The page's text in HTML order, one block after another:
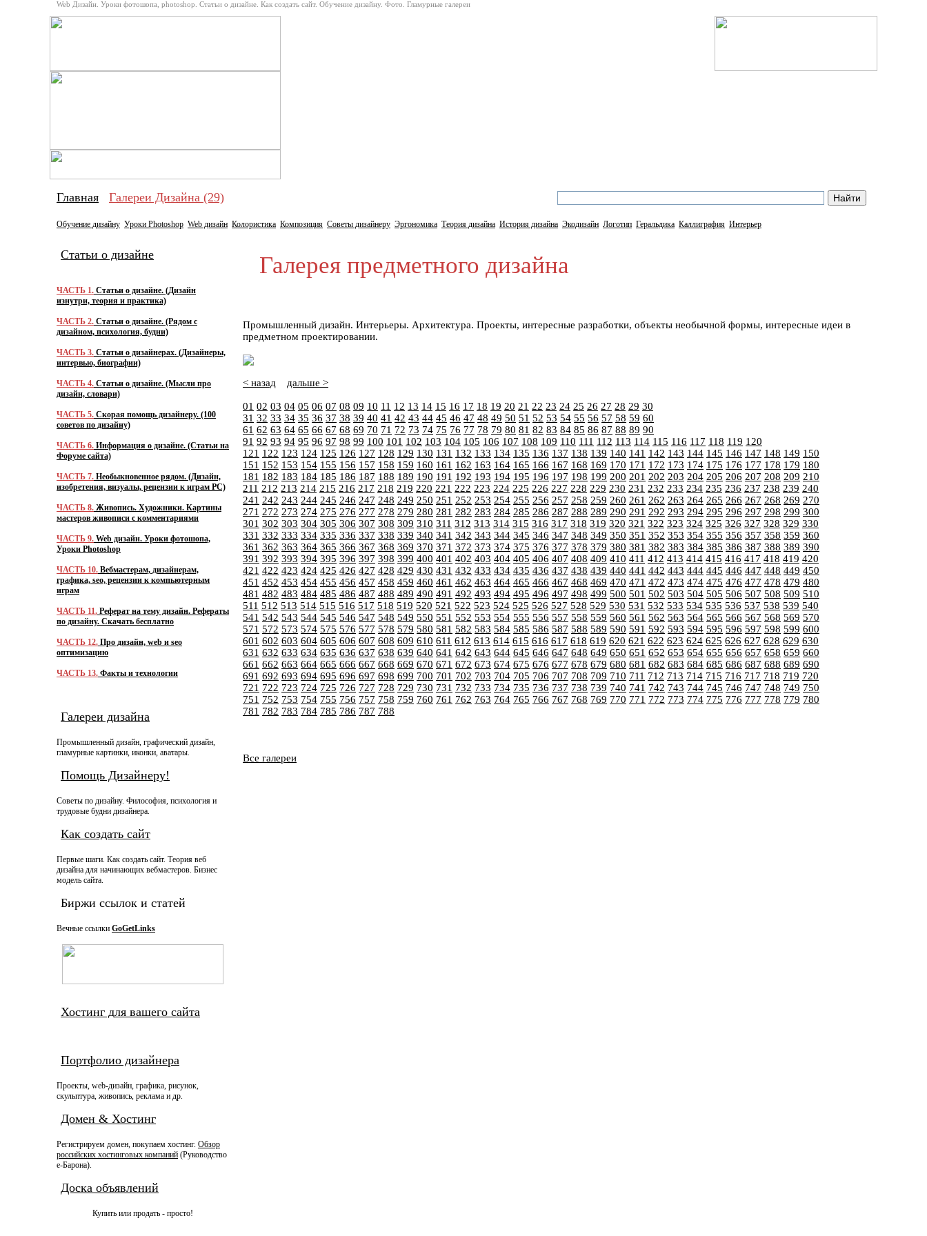
Web Дизайн. Уроки фотошопа, photoshop. Статьи о дизайне. Как создать сайт. Обучение дизайну. Фото. Гламурные галереи
Главная Галереи Дизайна (29)
Обучение дизайну Уроки Photoshop Web дизайн Колористика Композиция Советы дизайнеру Эргономика Теория дизайна История дизайна Экодизайн Логотип Геральдика Каллиграфия Интерьер
Статьи о дизайне
ЧАСТЬ 1. Статьи о дизайне. (Дизайн
изнутри, теория и практика)
ЧАСТЬ 2. Статьи о дизайне. (Рядом с
дизайном, психология, будни)
ЧАСТЬ 3. Статьи о дизайнерах. (Дизайнеры,
интервью, биографии)
ЧАСТЬ 4. Статьи о дизайне. (Мысли про
дизайн, словари)
ЧАСТЬ 5. Скорая помощь дизайнеру. (100
советов по дизайну)
ЧАСТЬ 6. Информация о дизайне. (Статьи на
Форуме сайта)
ЧАСТЬ 7. Необыкновенное рядом. (Дизайн,
изобретения, визуалы, рецензии к играм PC)
ЧАСТЬ 8. Живопись. Художники. Картины
мастеров живописи с комментариями
ЧАСТЬ 9. Web дизайн. Уроки фотошопа,
Уроки Photoshop
ЧАСТЬ 10. Вебмастерам, дизайнерам,
графика, seo, рецензии к компьютерным
играм
ЧАСТЬ 11. Реферат на тему дизайн. Рефераты
по дизайну. Скачать бесплатно
ЧАСТЬ 12. Про дизайн, web и seo
оптимизацию
ЧАСТЬ 13. Факты и технологии
Галереи дизайна
Промышленный дизайн, графический дизайн,
гламурные картинки, иконки, аватары.
Помощь Дизайнеру!
Советы по дизайну. Философия, психология и
трудовые будни дизайнера.
Как создать сайт
Первые шаги. Как создать сайт. Теория веб
дизайна для начинающих вебмастеров. Бизнес
модель сайта.
Биржи ссылок и статей
Вечные ссылки GoGetLinks
Хостинг для вашего сайта
Портфолио дизайнера
Проекты, web-дизайн, графика, рисунок,
скульптура, живопись, реклама и др.
Домен & Хостинг
Регистрируем домен, покупаем хостинг. Обзор
российских хостинговых компаний (Руководство
e-Барона).
Доска объявлений
Купить или продать - просто!
Галерея предметного дизайна
Промышленный дизайн. Интерьеры. Архитектура. Проекты, интересные разработки, объекты необычной формы, интересные идеи в
предметном проектировании.
< назад дальше >
01 02 03 04 05 06 07 08 09 10 11 12 13 14 15 16 17 18 19 20 21 22 23 24 25 26 27 28 29 30
31 32 33 34 35 36 37 38 39 40 41 42 43 44 45 46 47 48 49 50 51 52 53 54 55 56 57 58 59 60
61 62 63 64 65 66 67 68 69 70 71 72 73 74 75 76 77 78 79 80 81 82 83 84 85 86 87 88 89 90
91 92 93 94 95 96 97 98 99 100 101 102 103 104 105 106 107 108 109 110 111 112 113 114 115 116 117 118 119 120
121 122 123 124 125 126 127 128 129 130 131 132 133 134 135 136 137 138 139 140 141 142 143 144 145 146 147 148 149 150
151 152 153 154 155 156 157 158 159 160 161 162 163 164 165 166 167 168 169 170 171 172 173 174 175 176 177 178 179 180
181 182 183 184 185 186 187 188 189 190 191 192 193 194 195 196 197 198 199 200 201 202 203 204 205 206 207 208 209 210
211 212 213 214 215 216 217 218 219 220 221 222 223 224 225 226 227 228 229 230 231 232 233 234 235 236 237 238 239 240
241 242 243 244 245 246 247 248 249 250 251 252 253 254 255 256 257 258 259 260 261 262 263 264 265 266 267 268 269 270
271 272 273 274 275 276 277 278 279 280 281 282 283 284 285 286 287 288 289 290 291 292 293 294 295 296 297 298 299 300
301 302 303 304 305 306 307 308 309 310 311 312 313 314 315 316 317 318 319 320 321 322 323 324 325 326 327 328 329 330
331 332 333 334 335 336 337 338 339 340 341 342 343 344 345 346 347 348 349 350 351 352 353 354 355 356 357 358 359 360
361 362 363 364 365 366 367 368 369 370 371 372 373 374 375 376 377 378 379 380 381 382 383 384 385 386 387 388 389 390
391 392 393 394 395 396 397 398 399 400 401 402 403 404 405 406 407 408 409 410 411 412 413 414 415 416 417 418 419 420
421 422 423 424 425 426 427 428 429 430 431 432 433 434 435 436 437 438 439 440 441 442 443 444 445 446 447 448 449 450
451 452 453 454 455 456 457 458 459 460 461 462 463 464 465 466 467 468 469 470 471 472 473 474 475 476 477 478 479 480
481 482 483 484 485 486 487 488 489 490 491 492 493 494 495 496 497 498 499 500 501 502 503 504 505 506 507 508 509 510
511 512 513 514 515 516 517 518 519 520 521 522 523 524 525 526 527 528 529 530 531 532 533 534 535 536 537 538 539 540
541 542 543 544 545 546 547 548 549 550 551 552 553 554 555 556 557 558 559 560 561 562 563 564 565 566 567 568 569 570
571 572 573 574 575 576 577 578 579 580 581 582 583 584 585 586 587 588 589 590 591 592 593 594 595 596 597 598 599 600
601 602 603 604 605 606 607 608 609 610 611 612 613 614 615 616 617 618 619 620 621 622 623 624 625 626 627 628 629 630
631 632 633 634 635 636 637 638 639 640 641 642 643 644 645 646 647 648 649 650 651 652 653 654 655 656 657 658 659 660
661 662 663 664 665 666 667 668 669 670 671 672 673 674 675 676 677 678 679 680 681 682 683 684 685 686 687 688 689 690
691 692 693 694 695 696 697 698 699 700 701 702 703 704 705 706 707 708 709 710 711 712 713 714 715 716 717 718 719 720
721 722 723 724 725 726 727 728 729 730 731 732 733 734 735 736 737 738 739 740 741 742 743 744 745 746 747 748 749 750
751 752 753 754 755 756 757 758 759 760 761 762 763 764 765 766 767 768 769 770 771 772 773 774 775 776 777 778 779 780
781 782 783 784 785 786 787 788
Все галереи